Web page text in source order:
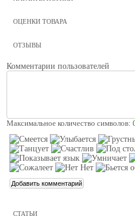
ОЦЕНКИ ТОВАРА
ОТЗЫВЫ
Комментарии пользователей
Максимальное количество символов:
СТАТЬИ